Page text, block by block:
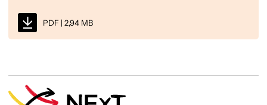
PDF | 2,94 MB